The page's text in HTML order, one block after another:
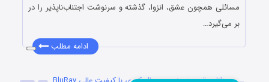
مسائلی همچون عشق، انزوا، گذشته و سرنوشت اجتناب‌ناپذیر را در
بر می‌گیرد…
ادامه مطلب